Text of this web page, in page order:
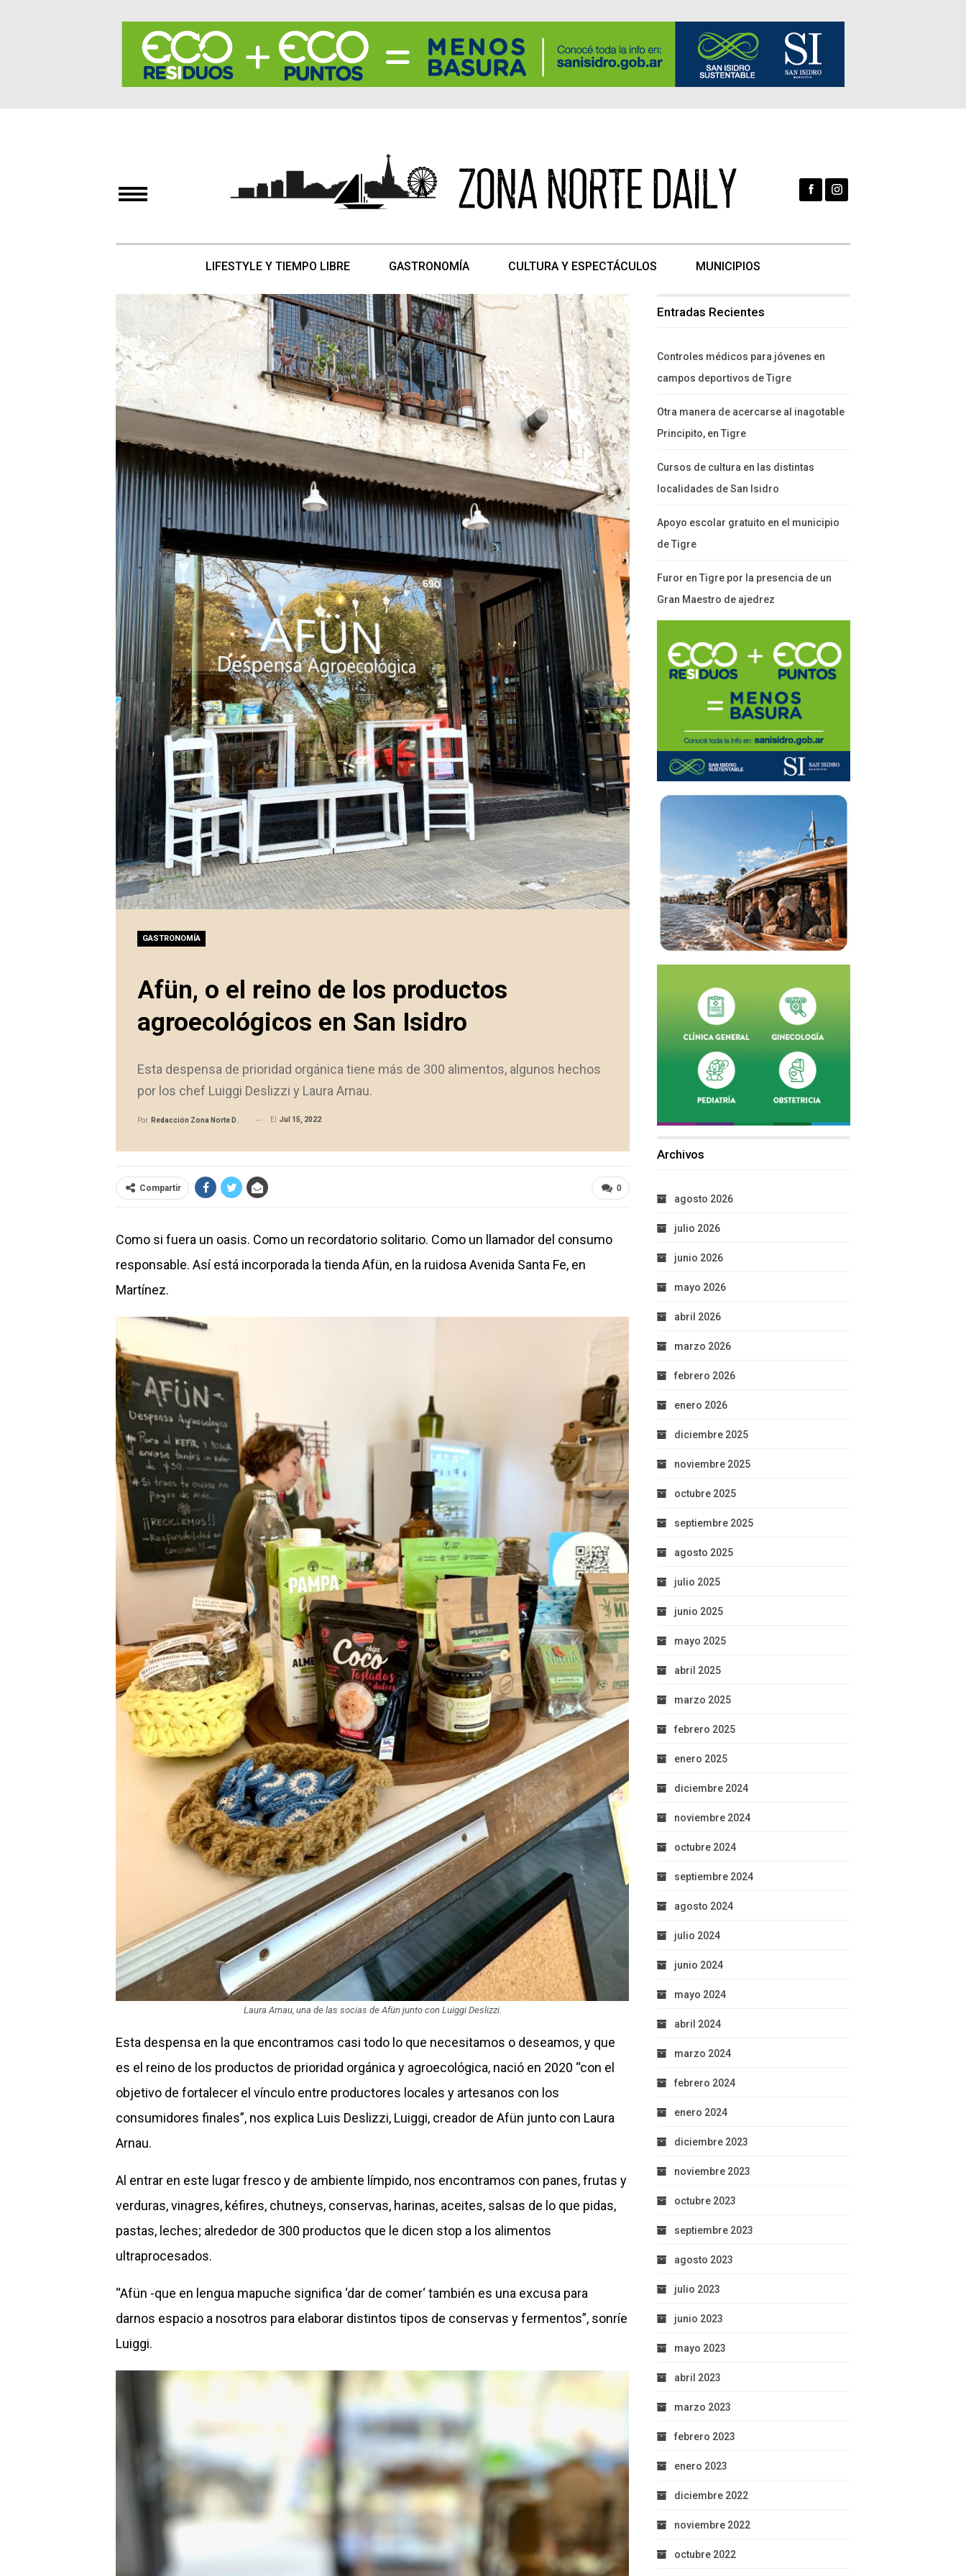
LIFESTYLE Y TIEMPO LIBRE GASTRONOMÍA CULTURA Y ESPECTÁCULOS MUNICIPIOS
GASTRONOMÍA
Afün, o el reino de los productos
agroecológicos en San Isidro
Esta despensa de prioridad orgánica tiene más de 300 alimentos, algunos hechos
por los chef Luiggi Deslizzi y Laura Arnau.
Por Redacción Zona Norte Daily El Jul 15, 2022
0
Compartir
Como si fuera un oasis. Como un recordatorio solitario. Como un llamador del consumo
responsable. Así está incorporada la tienda Afün, en la ruidosa Avenida Santa Fe, en
Martínez.
Laura Arnau, una de las socias de Afün junto con Luiggi Deslizzi.
Esta despensa en la que encontramos casi todo lo que necesitamos o deseamos, y que
es el reino de los productos de prioridad orgánica y agroecológica, nació en 2020 “con el
objetivo de fortalecer el vínculo entre productores locales y artesanos con los
consumidores finales”, nos explica Luis Deslizzi, Luiggi, creador de Afün junto con Laura
Arnau.
Al entrar en este lugar fresco y de ambiente límpido, nos encontramos con panes, frutas y
verduras, vinagres, kéfires, chutneys, conservas, harinas, aceites, salsas de lo que pidas,
pastas, leches; alrededor de 300 productos que le dicen stop a los alimentos
ultraprocesados.
“Afün -que en lengua mapuche significa ‘dar de comer‘ también es una excusa para
darnos espacio a nosotros para elaborar distintos tipos de conservas y fermentos”, sonríe
Luiggi.
Entradas Recientes
Controles médicos para jóvenes en
campos deportivos de Tigre
Otra manera de acercarse al inagotable
Principito, en Tigre
Cursos de cultura en las distintas
localidades de San Isidro
Apoyo escolar gratuito en el municipio
de Tigre
Furor en Tigre por la presencia de un
Gran Maestro de ajedrez
Archivos
agosto 2026
julio 2026
junio 2026
mayo 2026
abril 2026
marzo 2026
febrero 2026
enero 2026
diciembre 2025
noviembre 2025
octubre 2025
septiembre 2025
agosto 2025
julio 2025
junio 2025
mayo 2025
abril 2025
marzo 2025
febrero 2025
enero 2025
diciembre 2024
noviembre 2024
octubre 2024
septiembre 2024
agosto 2024
julio 2024
junio 2024
mayo 2024
abril 2024
marzo 2024
febrero 2024
enero 2024
diciembre 2023
noviembre 2023
octubre 2023
septiembre 2023
agosto 2023
julio 2023
junio 2023
mayo 2023
abril 2023
marzo 2023
febrero 2023
enero 2023
diciembre 2022
noviembre 2022
octubre 2022